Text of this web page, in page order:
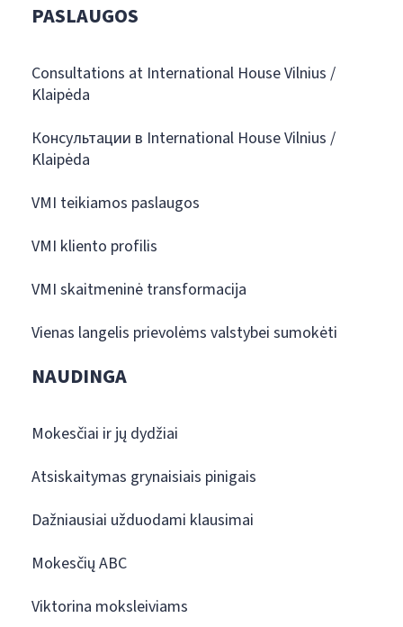
PASLAUGOS
Consultations at International House Vilnius /
Klaipėda
Консультации в International House Vilnius /
Klaipėda
VMI teikiamos paslaugos
VMI kliento profilis
VMI skaitmeninė transformacija
Vienas langelis prievolėms valstybei sumokėti
NAUDINGA
Mokesčiai ir jų dydžiai
Atsiskaitymas grynaisiais pinigais
Dažniausiai užduodami klausimai
Mokesčių ABC
Viktorina moksleiviams